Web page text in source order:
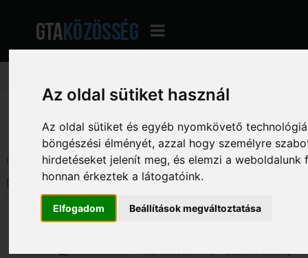
Az oldal sütiket használ
Az oldal sütiket és egyéb nyomkövető
böngészési élményét, azzal hogy személyre
hirdetéseket jelenít meg, és elemzi a
honnan érkeztek a látogatóink.
Elfogadom Beállítások megváltoztatása
Oldalak: [ 1]Le
Szerző Téma: [HUN]Littletown RPG
petya
[HUN]Littletown RPG